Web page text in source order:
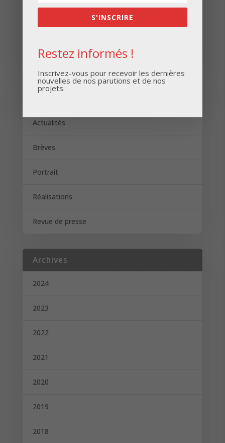
S'INSCRIRE
Actualités
Brèves
Portrait
Réalisations
Revue de presse
Archives
2024
2023
2022
2021
2020
2019
2018
S'INSCRIRE
Restez informés !
Inscrivez-vous pour recevoir les dernières
nouvelles de nos parutions et de nos
projets.